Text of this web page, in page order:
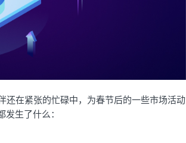
在紧张的忙碌中，为春节后的一些市场活动
生了什么：